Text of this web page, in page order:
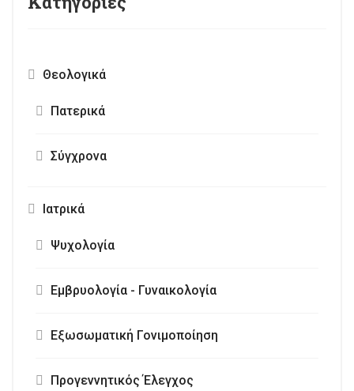
Θεολογικά
Πατερικά
Σύγχρονα
Ιατρικά
Ψυχολογία
Εμβρυολογία - Γυναικολογία
Εξωσωματική Γονιμοποίηση
Προγεννητικός Έλεγχος